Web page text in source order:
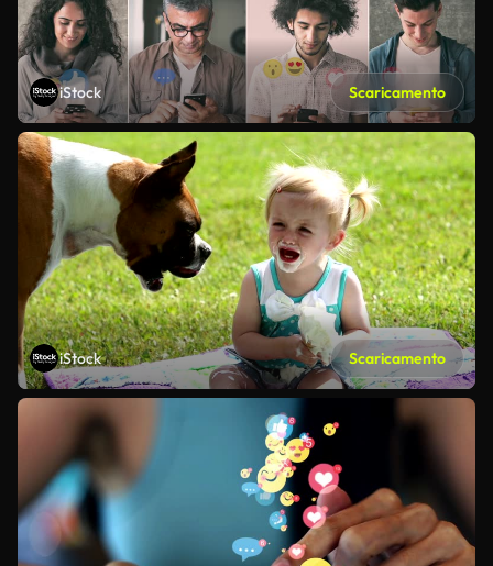
iStock Scaricamento
iStock Scaricamento